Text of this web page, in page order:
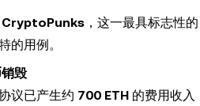
CryptoPunks ，这一最具标志性
的用例。
毁
议已产生约 700 ETH 的费用收